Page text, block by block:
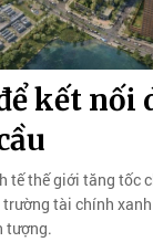
kết nối
tế thế giới tăng tốc
tài chính
tượng.